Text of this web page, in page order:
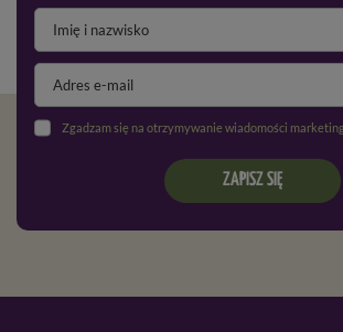
Zgadzam się na otrzymywanie wiadomości marketingowych na podany adres e-mail oraz
ZAPISZ SIĘ